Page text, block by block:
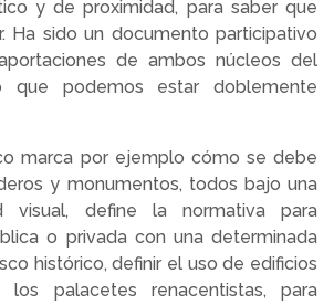
y de proximidad, para saber que
Ha sido un documento participativo
de ambos núcleos del
que podemos estar doblemente
marca por ejemplo cómo se debe
y monumentos, todos bajo una
visual, define la normativa para
o privada con una determinada
histórico, definir el uso de edificios
los palacetes renacentistas, para